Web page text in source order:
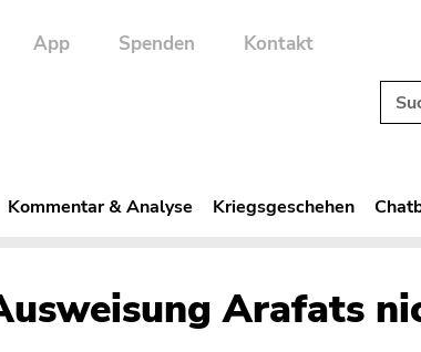
App Spenden Kontakt
Kommentar & Analyse Kriegsgeschehen
Arafats